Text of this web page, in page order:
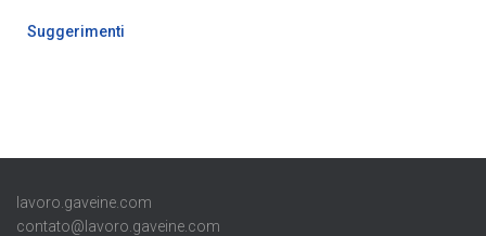
Suggerimenti
lavoro.gaveine.com
contato@lavoro.gaveine.com